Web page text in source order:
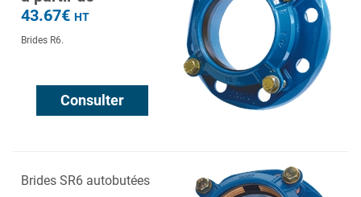
43.67€ HT
Brides R6.
Consulter
Brides SR6 autobutées